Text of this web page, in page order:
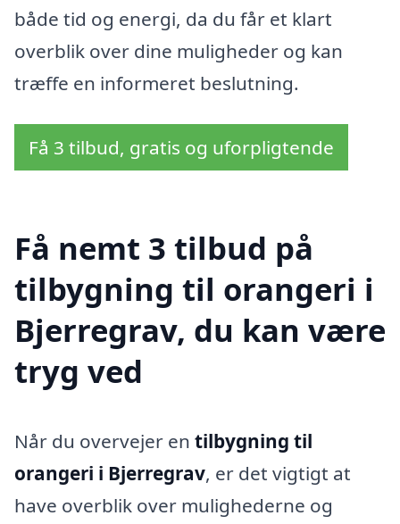
både tid og energi, da du får et klart
overblik over dine muligheder og kan
træffe en informeret beslutning.
Få 3 tilbud, gratis og uforpligtende
Få nemt 3 tilbud på
tilbygning til orangeri i
Bjerregrav, du kan være
tryg ved
Når du overvejer en tilbygning til
orangeri i Bjerregrav, er det vigtigt at
have overblik over mulighederne og